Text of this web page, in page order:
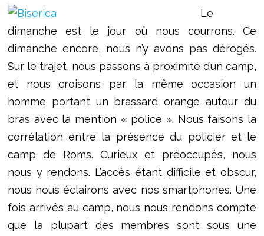
Le
dimanche est le jour où nous courrons. Ce
dimanche encore, nous n’y avons pas dérogés.
Sur le trajet, nous passons à proximité d’un camp,
et nous croisons par la même occasion un
homme portant un brassard orange autour du
bras avec la mention « police ». Nous faisons la
corrélation entre la présence du policier et le
camp de Roms. Curieux et préoccupés, nous
nous y rendons. L’accès étant difficile et obscur,
nous nous éclairons avec nos smartphones. Une
fois arrivés au camp, nous nous rendons compte
que la plupart des membres sont sous une